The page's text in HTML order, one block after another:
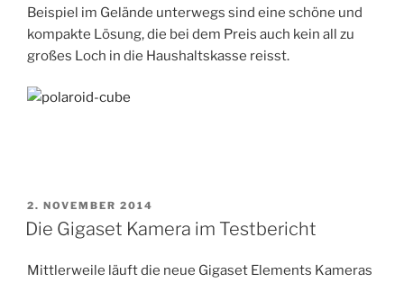
Beispiel im Gelände unterwegs sind eine schöne und
kompakte Lösung, die bei dem Preis auch kein all zu
großes Loch in die Haushaltskasse reisst.
VERÖFFENTLICHT
AM
2. NOVEMBER 2014
Die Gigaset Kamera im Testbericht
Mittlerweile läuft die neue Gigaset Elements Kameras